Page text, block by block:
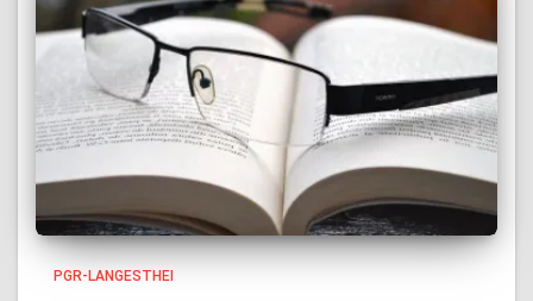
PGR-LANGESTHEI